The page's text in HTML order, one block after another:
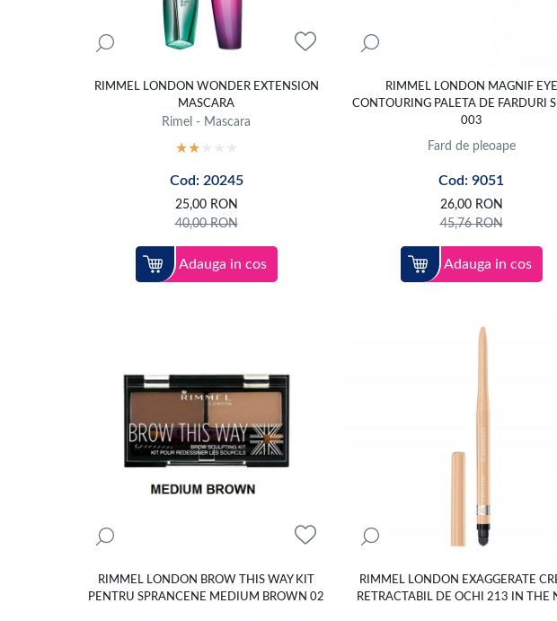
RIMMEL LONDON WONDER EXTENSION
MASCARA
Rimel - Mascara
Cod: 20245
25,00 RON
40,00RON
Adauga in cos
RIMMEL LONDON MAGNIF EYE
CONTOURING PALETA DE FARDURI
003
Fard de pleoape
Cod: 9051
26,00 RON
45,76RON
Adauga in cos
RIMMEL LONDON BROW THIS WAY KIT
PENTRU SPRANCENE MEDIUM BROWN 02
RIMMEL LONDON EXAGGERATE
RETRACTABIL DE OCHI 213 IN THE